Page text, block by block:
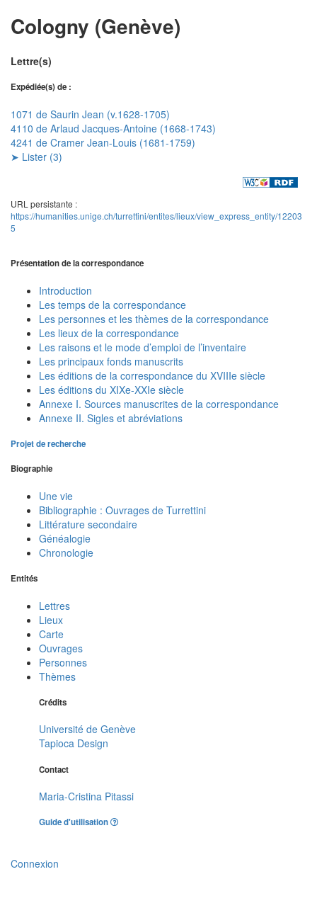
Cologny (Genève)
Lettre(s)
Expédiée(s) de :
1071 de Saurin Jean (v.1628-1705)
4110 de Arlaud Jacques-Antoine (1668-1743)
4241 de Cramer Jean-Louis (1681-1759)
➤ Lister (3)
URL persistante :
https://humanities.unige.ch/turrettini/entites/lieux/view_express_entity/12203
5
Présentation de la correspondance
Introduction
Les temps de la correspondance
Les personnes et les thèmes de la correspondance
Les lieux de la correspondance
Les raisons et le mode d’emploi de l’inventaire
Les principaux fonds manuscrits
Les éditions de la correspondance du XVIIIe siècle
Les éditions du XIXe-XXIe siècle
Annexe I. Sources manuscrites de la correspondance
Annexe II. Sigles et abréviations
Projet de recherche
Biographie
Une vie
Bibliographie : Ouvrages de Turrettini
Littérature secondaire
Généalogie
Chronologie
Entités
Lettres
Lieux
Carte
Ouvrages
Personnes
Thèmes
Crédits
Université de Genève
Tapioca Design
Contact
Maria-Cristina Pitassi
Guide d'utilisation
Connexion